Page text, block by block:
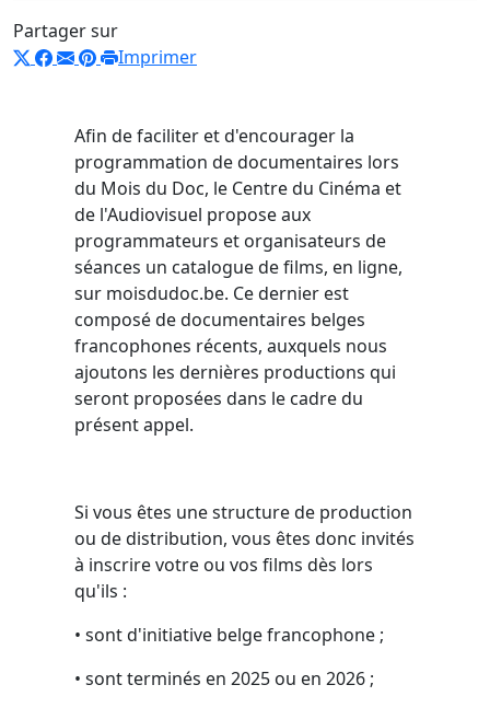
Partager sur
Imprimer
Afin de faciliter et d'encourager la
programmation de documentaires lors
du Mois du Doc, le Centre du Cinéma et
de l'Audiovisuel propose aux
programmateurs et organisateurs de
séances un catalogue de films, en ligne,
sur moisdudoc.be. Ce dernier est
composé de documentaires belges
francophones récents, auxquels nous
ajoutons les dernières productions qui
seront proposées dans le cadre du
présent appel.
Si vous êtes une structure de production
ou de distribution, vous êtes donc invités
à inscrire votre ou vos films dès lors
qu'ils :
• sont d'initiative belge francophone ;
• sont terminés en 2025 ou en 2026 ;